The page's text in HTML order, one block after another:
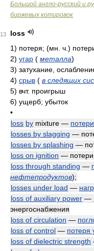
Большой англо-русский и
биржевых котировок
13
loss
1) потеря; (мн. ч.)
2) угар ( металла)
3) затухание,
4) срыв ( в следящих
5) вчт. проигрыш
6) ущерб; убыток
•
loss by mixture — потери
losses by slagging —
losses by splashing —
loss on ignition — потери
loss through standing —
нефтепродуктов);
losses under load —
loss of auxiliary power —
энергоснабжения
loss of circulation —
loss of control — потеря
loss of dielectric strength